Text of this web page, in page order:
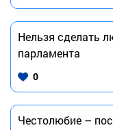
Нельзя сделать
парламента
0
Честолюбие –